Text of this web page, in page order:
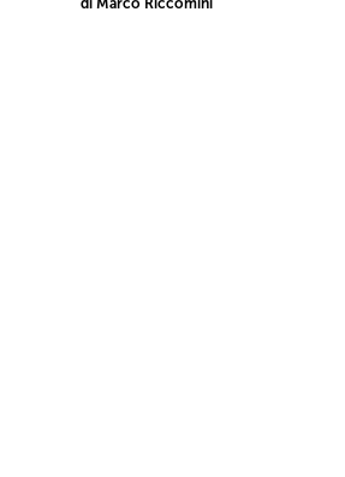
di Marco Riccòmini